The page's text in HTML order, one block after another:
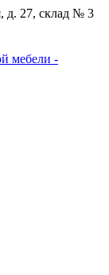
д. 27, склад № 3